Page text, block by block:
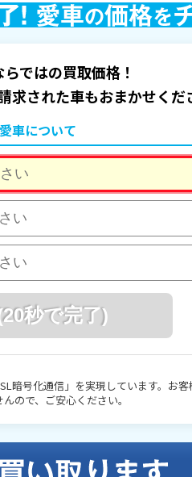
ではの買取価格！
求された車もおまかせくだ
車について
暗号化通信」を実現しています。お
ので、ご安心ください。